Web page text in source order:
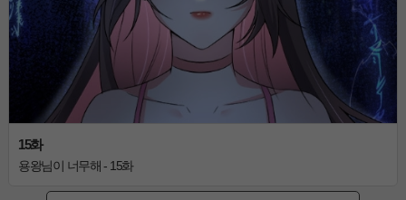
15화
용왕님이 너무해 - 15화